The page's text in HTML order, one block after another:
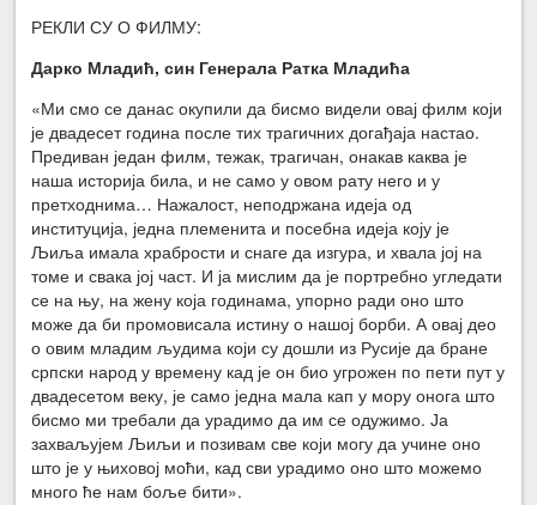
РЕКЛИ СУ О ФИЛМУ:
Дарко Младић, син Генерала Ратка Младића
«Ми смо се данас окупили да бисмо видели овај филм који
је двадесет година после тих трагичних догађаја настао.
Предиван један филм, тежак, трагичан, онакав каква је
наша историја била, и не само у овом рату него и у
претходнима… Нажалост, неподржана идеја од
институција, једна племенита и посебна идеја коју је
Љиља имала храбрости и снаге да изгура, и хвала јој на
томе и свака јој част. И ја мислим да је портребно угледати
се на њу, на жену која годинама, упорно ради оно што
може да би промовисала истину о нашој борби. А овај део
о овим младим људима који су дошли из Русије да бране
српски народ у времену кад је он био угрожен по пети пут у
двадесетом веку, је само једна мала кап у мору онога што
бисмо ми требали да урадимо да им се одужимо. Ја
захваљујем Љиљи и позивам све који могу да учине оно
што је у њиховој моћи, кад сви урадимо оно што можемо
много ће нам боље бити».